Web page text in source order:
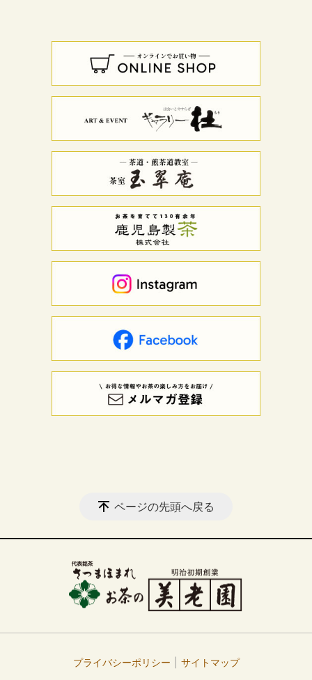
ページの先頭へ戻る
プライバシーポリシー サイトマップ